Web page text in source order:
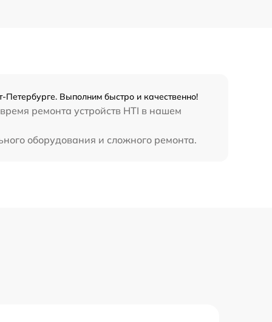
Выполним быстро и качественно!
ремонта устройств HTI в нашем
оборудования и сложного ремонта.